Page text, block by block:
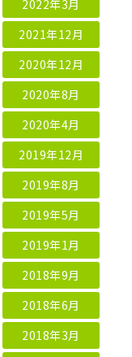
2022年3月
2021年12月
2020年12月
2020年8月
2020年4月
2019年12月
2019年8月
2019年5月
2019年1月
2018年9月
2018年6月
2018年3月